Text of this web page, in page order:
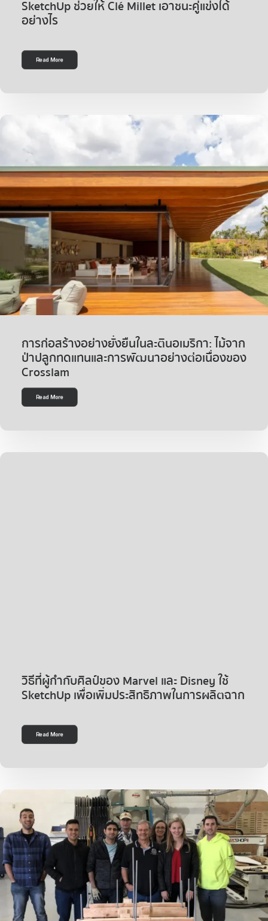
SketchUp ช่วยให้ Clé Millet เอาชนะคู่แข่งได้
อย่างไร
Read More
การก่อสร้างอย่างยั่งยืนในละตินอเมริกา: ไม้จาก
ป่าปลูกทดแทนและการพัฒนาอย่างต่อเนื่องของ
Crosslam
Read More
วิธีที่ผู้กำกับศิลป์ของ Marvel และ Disney ใช้
SketchUp เพื่อเพิ่มประสิทธิภาพในการผลิตฉาก
Read More